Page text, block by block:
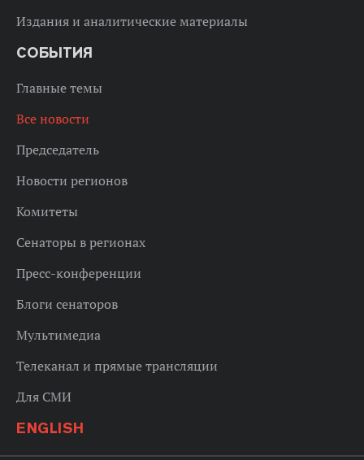
Издания и аналитические материалы
СОБЫТИЯ
Главные темы
Все новости
Председатель
Новости регионов
Комитеты
Сенаторы в регионах
Пресс-конференции
Блоги сенаторов
Мультимедиа
Телеканал и прямые трансляции
Для СМИ
ENGLISH